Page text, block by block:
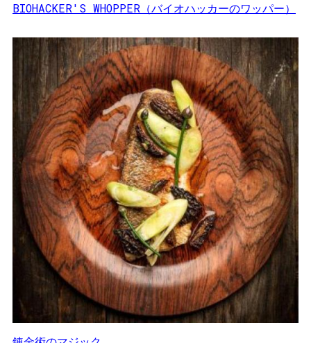
BIOHACKER'S WHOPPER（バイオハッカーのワッパー）